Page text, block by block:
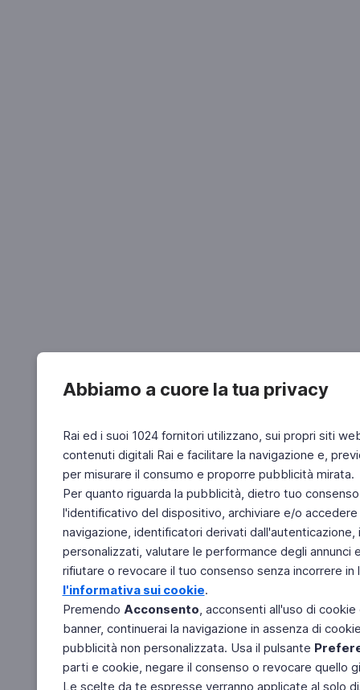
Abbiamo a cuore la tua privacy
Rai ed i suoi 1024 fornitori utilizzano, sui propri siti
contenuti digitali Rai e facilitare la navigazione e,
per misurare il consumo e proporre pubblicità mirata.
Per quanto riguarda la pubblicità, dietro tuo
l'identificativo del dispositivo, archiviare e/o
navigazione, identificatori derivati
personalizzati, valutare le performance degli
rifiutare o revocare il tuo consenso senza incorrere
l'informativa sui cookie.
Premendo Acconsento, acconsenti all'uso di
banner, continuerai la navigazione in assenza di
pubblicità non personalizzata. Usa il pulsante
parti e cookie, negare il consenso o revocare quello
Le scelte da te espresse verranno applicate al solo